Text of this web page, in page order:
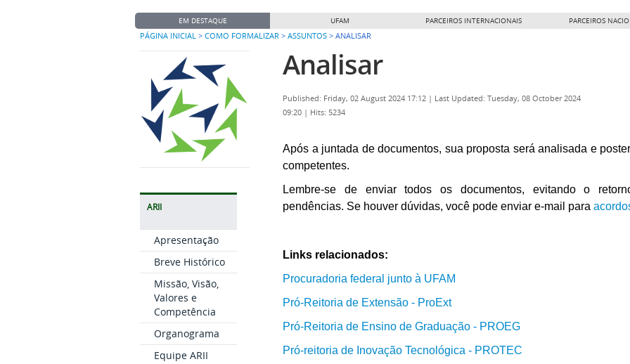
EM DESTAQUE UFAM PARCEIROS INTERNACIONAIS PARCEIROS
PÁGINA INICIAL > COMO FORMALIZAR > ASSUNTOS > ANALISAR
ARII
Apresentação
Breve Histórico
Missão, Visão,
Valores e
Competência
Organograma
Equipe ARII
Analisar
Published: Friday, 02 August 2024 17:12 | Last Updated: Tuesday, 08 October 2024
09:20 | Hits: 5234
Após a juntada de documentos, sua proposta será analisada e
competentes.
Lembre-se de enviar todos os documentos, evitando o
pendências. Se houver dúvidas, você pode enviar e-mail para
Links relacionados:
Procuradoria federal junto à UFAM
Pró-Reitoria de Extensão - ProExt
Pró-Reitoria de Ensino de Graduação - PROEG
Pró-reitoria de Inovação Tecnológica - PROTEC